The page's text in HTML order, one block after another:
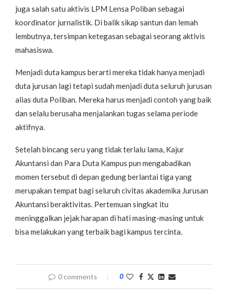
juga salah satu aktivis LPM Lensa Poliban sebagai
koordinator jurnalistik. Di balik sikap santun dan lemah
lembutnya, tersimpan ketegasan sebagai seorang aktivis
mahasiswa.
Menjadi duta kampus berarti mereka tidak hanya menjadi
duta jurusan lagi tetapi sudah menjadi duta seluruh jurusan
alias duta Poliban. Mereka harus menjadi contoh yang baik
dan selalu berusaha menjalankan tugas selama periode
aktifnya.
Setelah bincang seru yang tidak terlalu lama, Kajur
Akuntansi dan Para Duta Kampus pun mengabadikan
momen tersebut di depan gedung berlantai tiga yang
merupakan tempat bagi seluruh civitas akademika Jurusan
Akuntansi beraktivitas. Pertemuan singkat itu
meninggalkan jejak harapan di hati masing-masing untuk
bisa melakukan yang terbaik bagi kampus tercinta.
0 comments 0